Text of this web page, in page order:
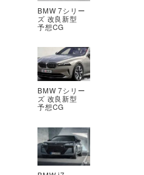
BMW 7シリー
ズ 改良新型
予想CG
BMW 7シリー
ズ 改良新型
予想CG